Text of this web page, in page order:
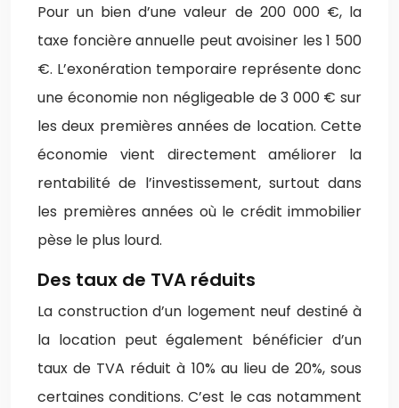
Pour un bien d’une valeur de 200 000 €, la
taxe foncière annuelle peut avoisiner les 1 500
€. L’exonération temporaire représente donc
une économie non négligeable de 3 000 € sur
les deux premières années de location. Cette
économie vient directement améliorer la
rentabilité de l’investissement, surtout dans
les premières années où le crédit immobilier
pèse le plus lourd.
Des taux de TVA réduits
La construction d’un logement neuf destiné à
la location peut également bénéficier d’un
taux de TVA réduit à 10% au lieu de 20%, sous
certaines conditions. C’est le cas notamment